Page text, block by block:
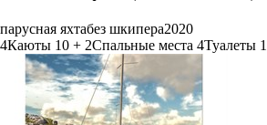
парусная яхтабез шкипера2020
4Каюты 10 + 2Спальные места 4Туалеты